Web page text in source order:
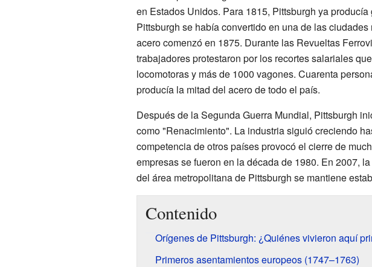
en Estados Unidos. Para 1815, Pittsburgh ya
Pittsburgh se había convertido en una de las
acero comenzó en 1875. Durante las Revueltas
trabajadores protestaron por los recortes salariales
locomotoras y más de 1000 vagones. Cuarenta
producía la mitad del acero de todo el país.
Después de la Segunda Guerra Mundial, Pittsburgh
como "Renacimiento". La industria siguió creciendo
competencia de otros países provocó el cierre de
empresas se fueron en la década de 1980. En 2007,
del área metropolitana de Pittsburgh se mantiene
Contenido
Orígenes de Pittsburgh: ¿Quiénes vivieron aquí
Primeros asentamientos europeos (1747–1763)